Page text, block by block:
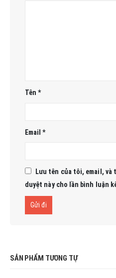
Tên*
Email*
Lưu tên của tôi, email,
duyệt này cho lần bình luận
SẢN PHẨM TƯƠNG TỰ